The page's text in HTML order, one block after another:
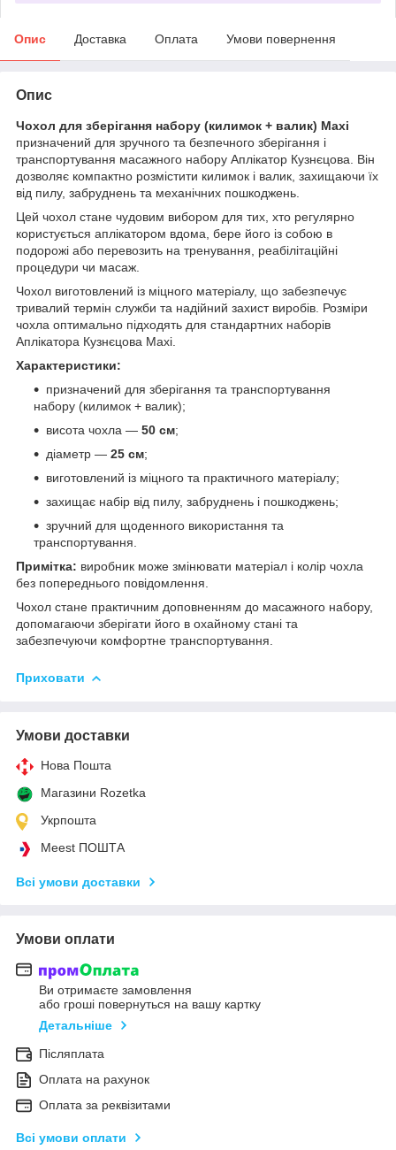
Опис Доставка Оплата Умови повернення
Опис
Чохол для зберігання набору (килимок + валик) Maxi
призначений для зручного та безпечного зберігання і
транспортування масажного набору Аплікатор Кузнєцова. Він
дозволяє компактно розмістити килимок і валик, захищаючи їх
від пилу, забруднень та механічних пошкоджень.
Цей чохол стане чудовим вибором для тих, хто регулярно
користується аплікатором вдома, бере його із собою в
подорожі або перевозить на тренування, реабілітаційні
процедури чи масаж.
Чохол виготовлений із міцного матеріалу, що забезпечує
тривалий термін служби та надійний захист виробів. Розміри
чохла оптимально підходять для стандартних наборів
Аплікатора Кузнєцова Maxi.
Характеристики:
призначений для зберігання та транспортування
набору (килимок + валик);
висота чохла — 50 см;
діаметр — 25 см;
виготовлений із міцного та практичного матеріалу;
захищає набір від пилу, забруднень і пошкоджень;
зручний для щоденного використання та
транспортування.
Примітка: виробник може змінювати матеріал і колір чохла
без попереднього повідомлення.
Чохол стане практичним доповненням до масажного набору,
допомагаючи зберігати його в охайному стані та
забезпечуючи комфортне транспортування.
Приховати
Умови доставки
Нова Пошта
Магазини Rozetka
Укрпошта
Meest ПОШТА
Всі умови доставки
Умови оплати
Ви отримаєте замовлення
або гроші повернуться на вашу картку
Детальніше
Післяплата
Оплата на рахунок
Оплата за реквізитами
Всі умови оплати